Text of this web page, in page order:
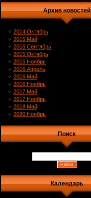
Архив новостей
2014 Октябрь
2015 Май
2015 Сентябрь
2015 Октябрь
2015 Ноябрь
2016 Апрель
2016 Май
2016 Ноябрь
2017 Май
2017 Ноябрь
2018 Май
2020 Ноябрь
Поиск
Календарь